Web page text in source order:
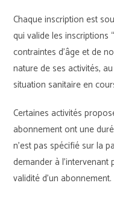
Chaque inscription est
qui valide les inscriptions
contraintes d’âge et de
nature de ses activités,
situation sanitaire en
Certaines activités
abonnement ont une
n’est pas spécifié sur la
demander à
validité d’un abonnement.